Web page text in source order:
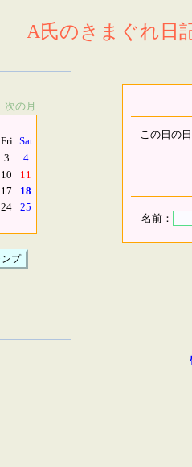
A氏のきまぐれ日
次の月
Fri Sat
3
4
10
11
17
18
24
25
この日の
名前：